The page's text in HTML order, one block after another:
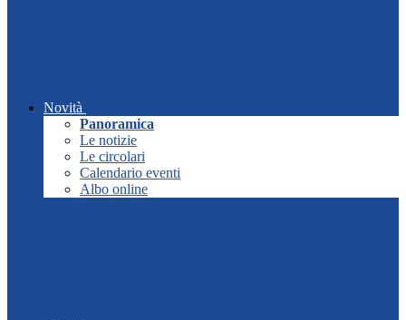
Novità
Panoramica
Le notizie
Le circolari
Calendario eventi
Albo online